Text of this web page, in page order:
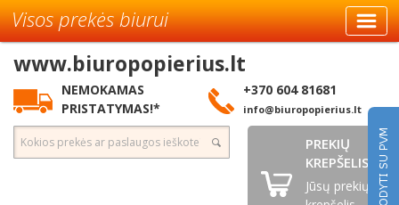
Visos prekės biurui
www.biuropopierius.lt
NEMOKAMAS
PRISTATYMAS!*
+370 604 81681
info@biuropopierius.lt
PREKIŲ
KREPŠELIS
Jūsų prekių